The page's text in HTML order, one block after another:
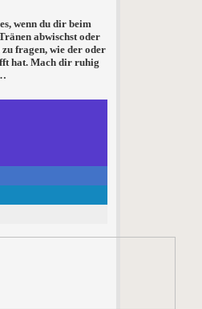
wenn du dir beim
abwischst oder
fragen, wie der oder
hat. Mach dir ruhig